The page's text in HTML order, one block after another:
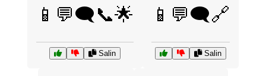
📱💬🗨️📞🌟
Salin
📱💬🗨️🔗
Salin